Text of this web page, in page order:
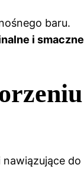
baru.
i smaczne
do